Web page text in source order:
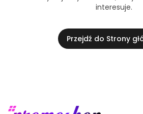
interesuje.
Przejdź do Strony